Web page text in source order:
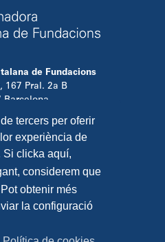
tercers per oferir
experiència de
Si clicka aquí,
considerem que
obtenir més
la configuració
de Fundacions
167 Pral. 2a B
Barcelona
881 480
privadesa